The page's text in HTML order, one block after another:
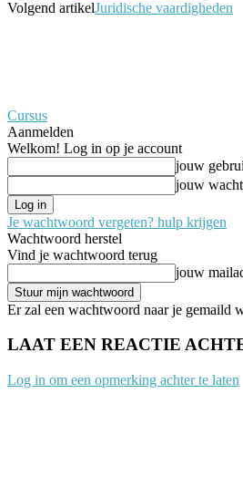
Volgend artikelJuridische vaardigheden
Cursus
Aanmelden
Welkom! Log in op je account
jouw
jouw
Je wachtwoord vergeten? hulp krijgen
Wachtwoord herstel
Vind je wachtwoord terug
jouw
Er zal een wachtwoord naar je gemaild
LAAT EEN REACTIE
Log in om een opmerking achter te laten